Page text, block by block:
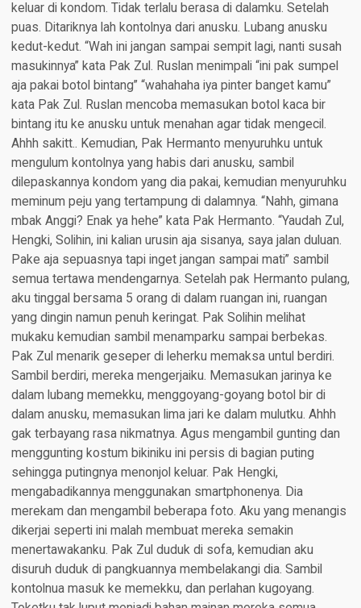
keluar di kondom. Tidak terlalu berasa di dalamku. Setelah
puas. Ditariknya lah kontolnya dari anusku. Lubang anusku
kedut-kedut. “Wah ini jangan sampai sempit lagi, nanti susah
masukinnya” kata Pak Zul. Ruslan menimpali “ini pak sumpel
aja pakai botol bintang” “wahahaha iya pinter banget kamu”
kata Pak Zul. Ruslan mencoba memasukan botol kaca bir
bintang itu ke anusku untuk menahan agar tidak mengecil.
Ahhh sakitt.. Kemudian, Pak Hermanto menyuruhku untuk
mengulum kontolnya yang habis dari anusku, sambil
dilepaskannya kondom yang dia pakai, kemudian menyuruhku
meminum peju yang tertampung di dalamnya. “Nahh, gimana
mbak Anggi? Enak ya hehe” kata Pak Hermanto. “Yaudah Zul,
Hengki, Solihin, ini kalian urusin aja sisanya, saya jalan duluan.
Pake aja sepuasnya tapi inget jangan sampai mati” sambil
semua tertawa mendengarnya. Setelah pak Hermanto pulang,
aku tinggal bersama 5 orang di dalam ruangan ini, ruangan
yang dingin namun penuh keringat. Pak Solihin melihat
mukaku kemudian sambil menamparku sampai berbekas.
Pak Zul menarik geseper di leherku memaksa untul berdiri.
Sambil berdiri, mereka mengerjaiku. Memasukan jarinya ke
dalam lubang memekku, menggoyang-goyang botol bir di
dalam anusku, memasukan lima jari ke dalam mulutku. Ahhh
gak terbayang rasa nikmatnya. Agus mengambil gunting dan
menggunting kostum bikiniku ini persis di bagian puting
sehingga putingnya menonjol keluar. Pak Hengki,
mengabadikannya menggunakan smartphonenya. Dia
merekam dan mengambil beberapa foto. Aku yang menangis
dikerjai seperti ini malah membuat mereka semakin
menertawakanku. Pak Zul duduk di sofa, kemudian aku
disuruh duduk di pangkuannya membelakangi dia. Sambil
kontolnua masuk ke memekku, dan perlahan kugoyang.